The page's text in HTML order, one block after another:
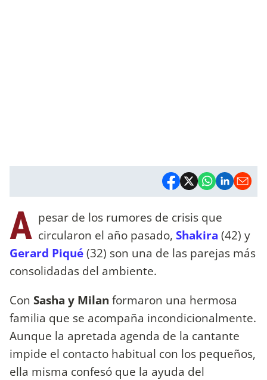
A pesar de los rumores de crisis que
circularon el año pasado, Shakira (42) y
Gerard Piqué(32) son una de las parejas más
consolidadas del ambiente.
Con Sasha y Milan formaron una hermosa
familia que se acompaña incondicionalmente.
Aunque la apretada agenda de la cantante
impide el contacto habitual con los pequeños,
ella misma confesó que la ayuda del